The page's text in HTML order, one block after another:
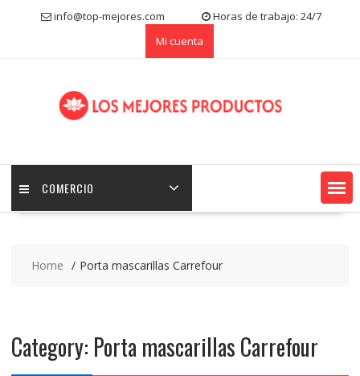
t
info@top-mejores.com
Horas de trabajo: 24/7
Mi cuenta
COMERCIO
Home Porta mascarillas Carrefour
Category: Porta mascarillas Carrefour